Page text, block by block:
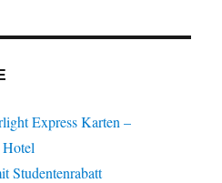
Express Karten –
Studentenrabatt